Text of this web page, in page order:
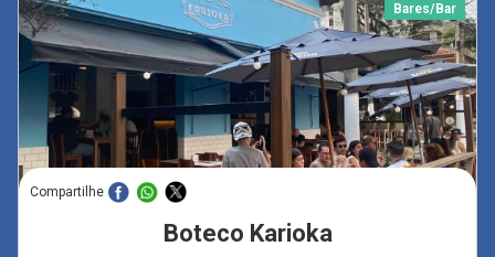
Bares/Bar
Compartilhe
Boteco Karioka